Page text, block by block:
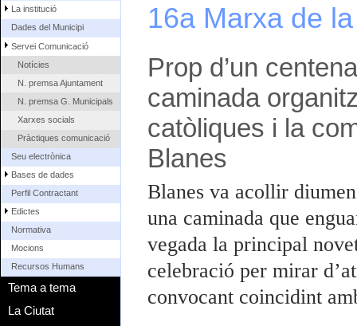
La institució
Dades del Municipi
Servei Comunicació
Notícies
N. premsa Ajuntament
N. premsa G. Municipals
Xarxes socials
Pràctiques comunicació
Seu electrònica
Bases de dades
Perfil Contractant
Edictes
Normativa
Mocions
Recursos Humans
Tema a tema
La Ciutat
16a Marxa de
Prop d’un
caminada
catòliques i la
Blanes
Blanes va acollir
una caminada que
vegada la principal
celebració per mirar
convocant coincidint